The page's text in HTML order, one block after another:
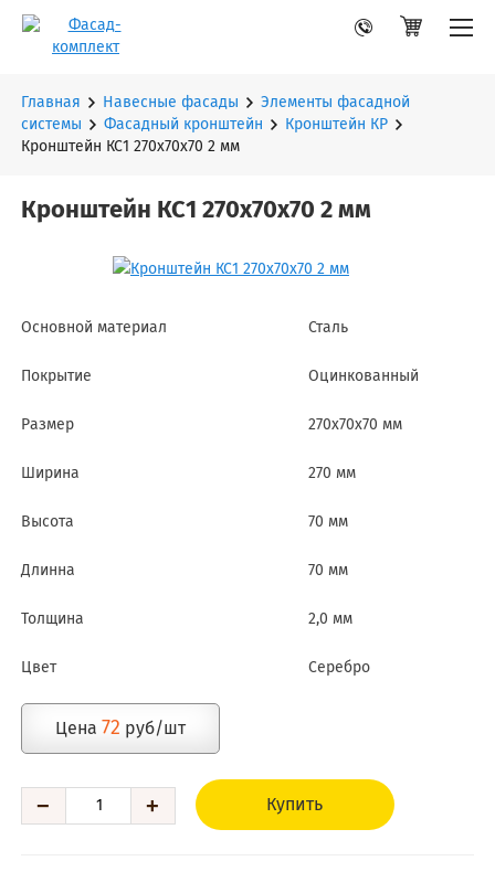
Главная Навесные фасады
Элементы фасадной
системы
Фасадный кронштейн
Кронштейн КР
Кронштейн КС1 270х70х70 2 мм
Кронштейн КС1 270х70х70 2 мм
Основной материал Сталь
Покрытие Оцинкованный
Размер 270х70х70 мм
Ширина 270 мм
Высота 70 мм
Длинна 70 мм
Толщина 2,0 мм
Цвет Серебро
Цена 72 руб/шт
− + Купить